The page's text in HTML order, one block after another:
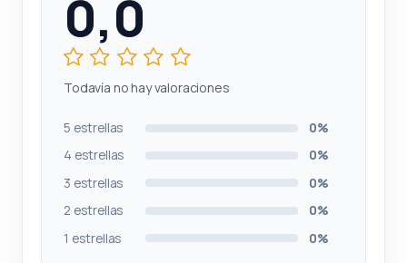
0,0
Todavía no hay valoraciones
5 estrellas
0%
4 estrellas
0%
3 estrellas
0%
2 estrellas
0%
1 estrellas
0%